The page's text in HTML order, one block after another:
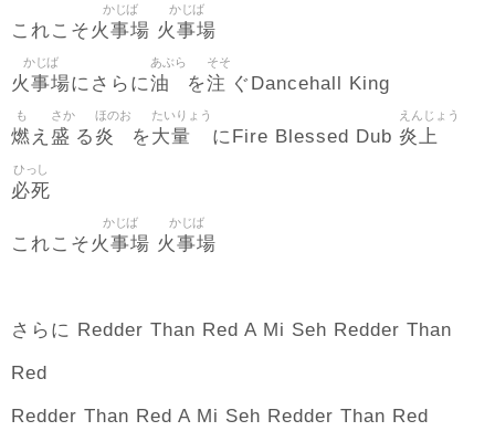
これこそ火事場
かじば
火事場
かじば
火事場
かじば
にさらに油
あぶら
を注
そそ
ぐDancehall King
燃
も
え 盛
さか
る炎
ほのお
を大量
たいりょう
にFire Blessed Dub 炎上
えんじょう
必死
ひっし
これこそ火事場
かじば
火事場
かじば
さらに Redder Than Red A Mi Seh Redder Than
Red
Redder Than Red A Mi Seh Redder Than Red